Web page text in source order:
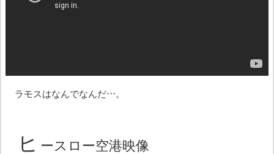
ラモスはなんでなんだ…。
ヒ ースロー空港映像